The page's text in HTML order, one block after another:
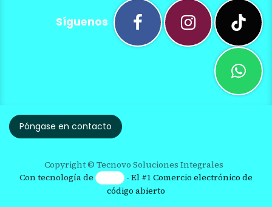
Síguenos
Póngase en contacto
Copyright © Tecnovo Soluciones Integrales
Con tecnología de
- El #1Comercio electrónico de
código abierto